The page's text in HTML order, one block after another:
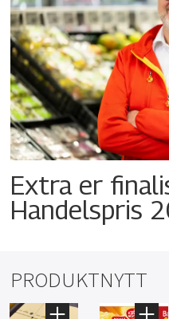
Extra er
Handelspris
PRODUKTNYTT